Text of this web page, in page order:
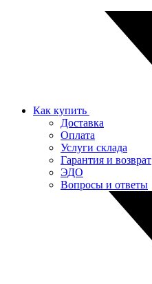
Как купить
Доставка
Оплата
Услуги склада
Гарантия и возврат
ЭДО
Вопросы и ответы